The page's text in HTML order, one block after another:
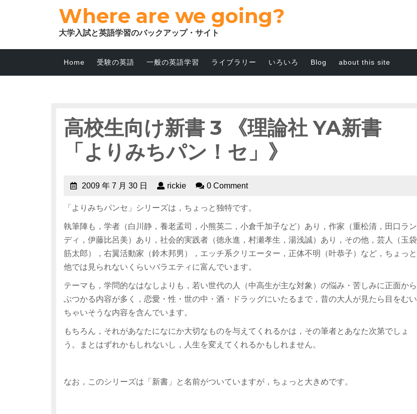
Where are we going?
大学入試と英語学習のバックアップ・サイト
Home 受験の英語 一般の英語学習 ライブラリー いろいろ Blog about this site
高校生向け新書 3 《理論社 YA新書
「よりみちパン！セ」》
2009 年 7 月 30 日 rickie 0 Comment
「よりみちパンセ」シリーズは，ちょっと独特です。
執筆陣も，学者（白川静，養老孟司，小熊英二，小倉千加子など）あり，作家（重松清，田口ラン
ディ，伊藤比呂美）あり，社会的実践者（徳永進，村瀬孝生，湯浅誠）あり，その他，芸人（玉袋
筋太郎），右翼活動家（鈴木邦男），エッチ系クリエーター，正体不明（叶恭子）など，ちょっと
他では見られないくらいバラエティに富んでいます。
テーマも，学問的なはなしよりも，若い世代の人（中高生が主な対象）の悩み・苦しみに正面から
ぶつかる内容が多く，恋愛・性・世の中・酒・ドラッグにいたるまで，昔の大人が見たら目をむい
ちゃいそうな内容を含んでいます。
もちろん，それがあなたになにか大切なものを与えてくれるかは，その筆者とあなた次第でしょ
う。まとはずれかもしれないし，人生を変えてくれるかもしれません。
なお，このシリーズは「新書」と名前がついていますが，ちょっと大きめです。